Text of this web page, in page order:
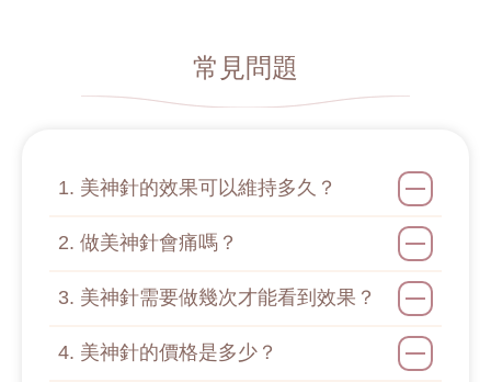
常見問題
1. 美神針的效果可以維持多久？
2. 做美神針會痛嗎？
3. 美神針需要做幾次才能看到效果？
4. 美神針的價格是多少？